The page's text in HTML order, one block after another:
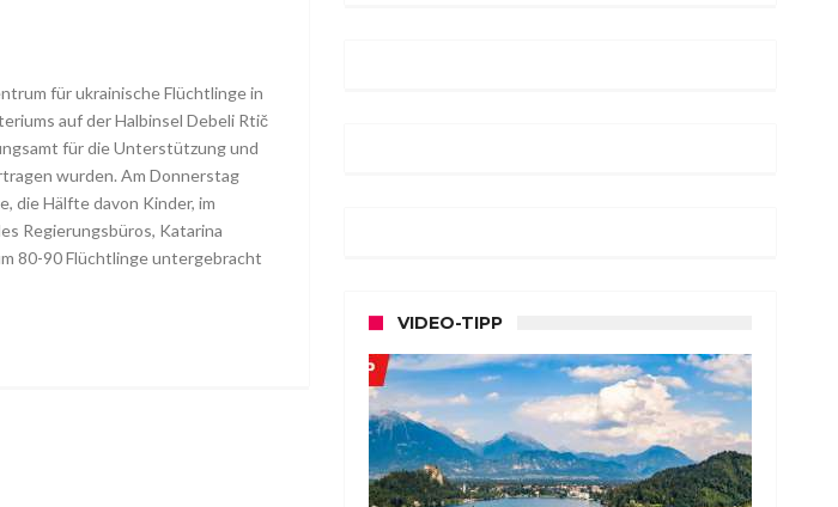
für ukrainische Flüchtlinge in
auf der Halbinsel Debeli Rtič
für die Unterstützung und
wurden. Am Donnerstag
die Hälfte davon Kinder, im
Regierungsbüros, Katarina
80-90 Flüchtlinge untergebracht
VIDEO-TIPP